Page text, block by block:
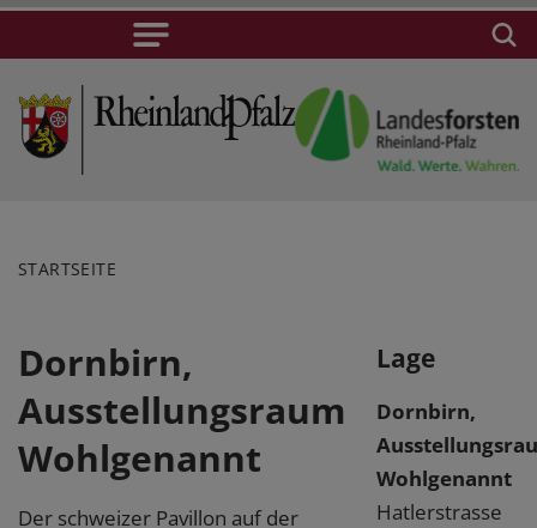
STARTSEITE
Dornbirn,
Ausstellungsraum
Wohlgenannt
Der schweizer Pavillon auf der
Lage
Dornbirn,
Wohlgenannt
Hatlerstrasse